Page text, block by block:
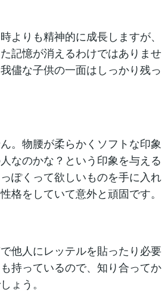
よりも精神的に成長しますが、
記憶が消えるわけではありませ
儘な子供の一面はしっかり残っ
。物腰が柔らかくソフトな印象
なのかな？という印象を与える
ぽくって欲しいものを手に入れ
格をしていて意外と頑固です。
他人にレッテルを貼ったり必要
持っているので、知り合ってか
ょう。